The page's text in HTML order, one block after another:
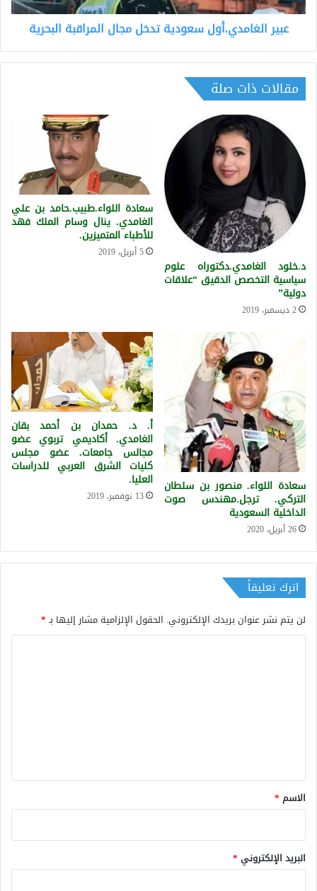
عبير الغامدي.أول سعودية تدخل مجال المراقبة البحرية
مقالات ذات صلة
د.خلود الغامدي.دكتوراه علوم
سياسية التخصص الدقيق “علاقات
دولية”
2 ديسمبر، 2019
سعادة اللواء.طبيب.حامد بن علي
الغامدي. ينال وسام الملك فهد
للأطباء المتميزين.
5 أبريل، 2019
سعادة اللواء. منصور بن سلطان
التركي. ترجل.مهندس صوت
الداخلية السعودية
26 أبريل، 2020
أ. د. حمدان بن أحمد بقان
الغامدي. أكاديمي تربوي عضو
مجالس جامعات. عضو مجلس
كليات الشرق العربي للدراسات
العليا.
13 نوفمبر، 2019
اترك تعليقاً
لن يتم نشر عنوان بريدك الإلكتروني. الحقول الإلزامية مشار إليها بـ*
*
الاسم *
البريد الإلكتروني *